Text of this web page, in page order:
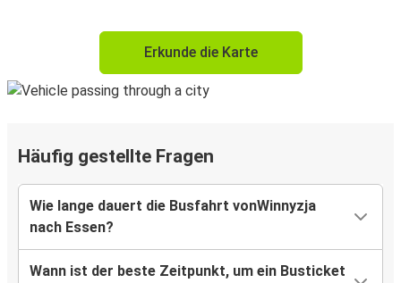
Erkunde die Karte
Häufig gestellte Fragen
Wie lange dauert die Busfahrt vonWinnyzja
nach Essen?
Wann ist der beste Zeitpunkt, um ein Busticket